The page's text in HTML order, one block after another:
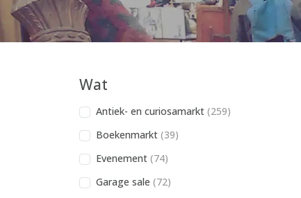
Wat
Antiek- en curiosamarkt (259)
Boekenmarkt (39)
Evenement (74)
Garage sale (72)